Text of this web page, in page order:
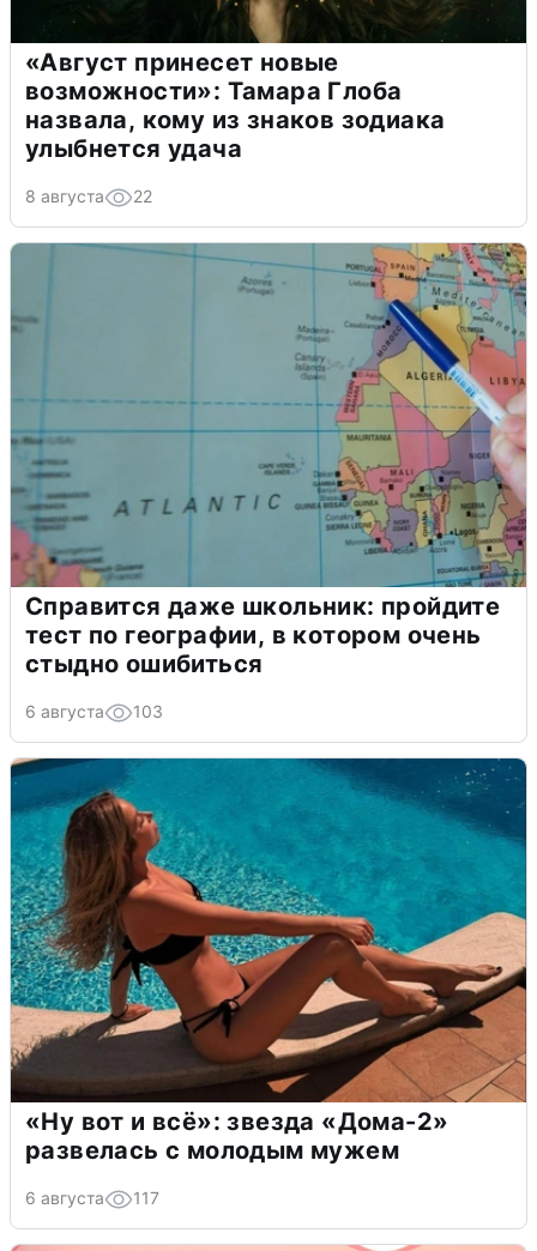
«Август принесет новые
возможности»: Тамара Глоба
назвала, кому из знаков зодиака
улыбнется удача
8 августа 22
Справится даже школьник: пройдите
тест по географии, в котором очень
стыдно ошибиться
6 августа 103
«Ну вот и всё»: звезда «Дома-2»
развелась с молодым мужем
6 августа 117